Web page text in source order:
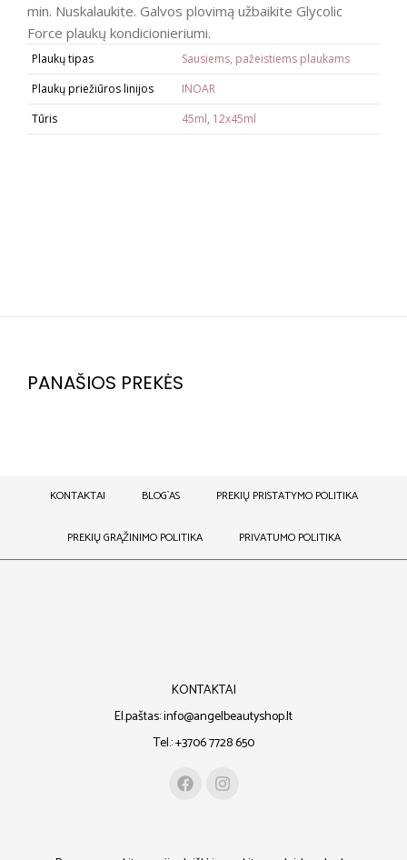
min. Nuskalaukite. Galvos plovimą užbaikite Glycolic
Force plaukų kondicionieriumi.
Plaukų tipas
Sausiems, pažeistiems plaukams
Plaukų priežiūros linijos
INOAR
Tūris
45ml, 12x45ml
PANAŠIOS PREKĖS
KONTAKTAI BLOG`AS PREKIŲ PRISTATYMO POLITIKA
PREKIŲ GRĄŽINIMO POLITIKA PRIVATUMO POLITIKA
KONTAKTAI
El.paštas: info@angelbeautyshop.lt
Tel.: +3706 7728 650